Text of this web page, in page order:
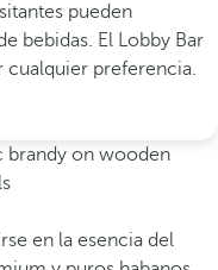
pueden
bebidas. El Lobby Bar
cualquier preferencia.
en la esencia del